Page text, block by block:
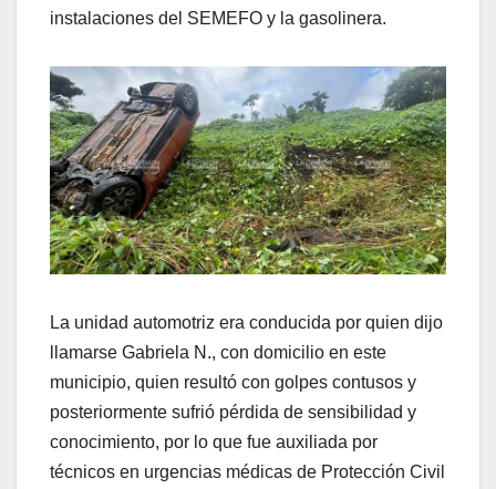
instalaciones del SEMEFO y la gasolinera.
La unidad automotriz era conducida por quien dijo
llamarse Gabriela N., con domicilio en este
municipio, quien resultó con golpes contusos y
posteriormente sufrió pérdida de sensibilidad y
conocimiento, por lo que fue auxiliada por
técnicos en urgencias médicas de Protección Civil